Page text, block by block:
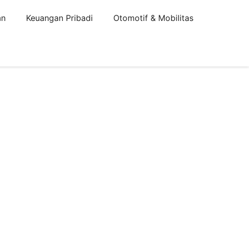
Keuangan Pribadi Otomotif & Mobilitas